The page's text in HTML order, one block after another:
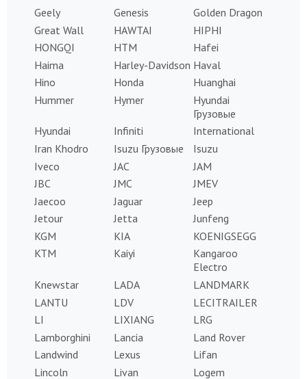
Geely
Genesis
Golden Dragon
Great Wall
HAWTAI
HIPHI
HONGQI
HTM
Hafei
Haima
Harley-Davidson Haval
Hino
Honda
Huanghai
Hummer
Hymer
Hyundai
Грузовые
Hyundai
Infiniti
International
Iran Khodro
Isuzu Грузовые
Isuzu
Iveco
JAC
JAM
JBC
JMC
JMEV
Jaecoo
Jaguar
Jeep
Jetour
Jetta
Junfeng
KGM
KIA
KOENIGSEGG
KTM
Kaiyi
Kangaroo
Electro
Knewstar
LADA
LANDMARK
LANTU
LDV
LECITRAILER
LI
LIXIANG
LRG
Lamborghini
Lancia
Land Rover
Landwind
Lexus
Lifan
Lincoln
Livan
Logem